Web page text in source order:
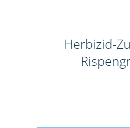
Herbizid-